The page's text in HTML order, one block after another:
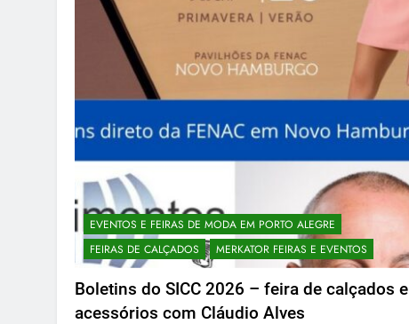
EVENTOS E FEIRAS DE MODA EM PORTO ALEGRE
FEIRAS DE CALÇADOS
MERKATOR FEIRAS E EVENTOS
Boletins do SICC 2026 – feira de calçados e
acessórios com Cláudio Alves